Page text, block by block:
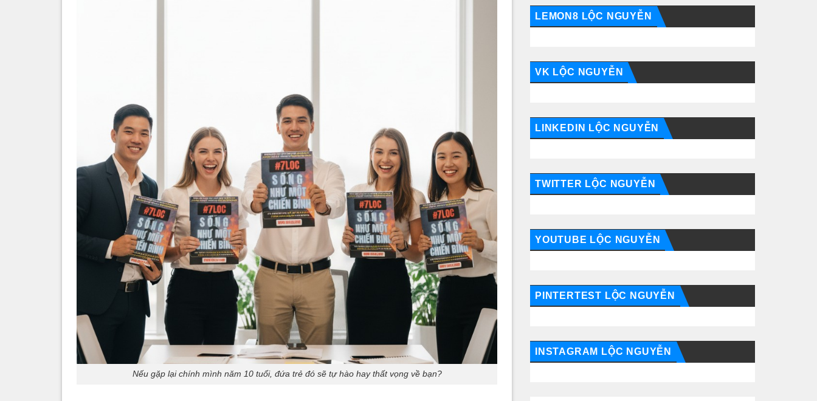
Nếu gặp lại chính mình năm 10 tuổi, đứa trẻ đó sẽ tự hào hay thất vọng về bạn?
LEMON8 LỘC NGUYỄN
VK LỘC NGUYỄN
LINKEDIN LỘC NGUYỄN
TWITTER LỘC NGUYỄN
YOUTUBE LỘC NGUYỄN
PINTERTEST LỘC NGUYỄN
INSTAGRAM LỘC NGUYỄN